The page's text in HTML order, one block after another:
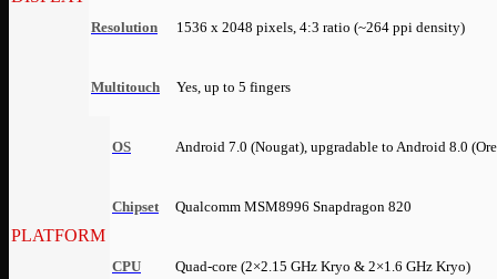
Resolution 1536 x 2048 pixels, 4:3 ratio (~264 ppi density)
Multitouch Yes, up to 5 fingers
PLATFORM
OS Android 7.0 (Nougat), upgradable to Android 8.0
Chipset Qualcomm MSM8996 Snapdragon 820
CPU Quad-core (2×2.15 GHz Kryo & 2×1.6 GHz Kryo)